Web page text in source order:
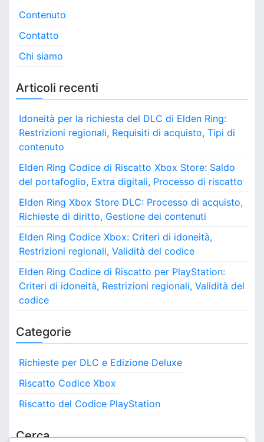
Contenuto
Contatto
Chi siamo
Articoli recenti
Idoneità per la richiesta del DLC di Elden Ring:
Restrizioni regionali, Requisiti di acquisto, Tipi di
contenuto
Elden Ring Codice di Riscatto Xbox Store: Saldo
del portafoglio, Extra digitali, Processo di riscatto
Elden Ring Xbox Store DLC: Processo di acquisto,
Richieste di diritto, Gestione dei contenuti
Elden Ring Codice Xbox: Criteri di idoneità,
Restrizioni regionali, Validità del codice
Elden Ring Codice di Riscatto per PlayStation:
Criteri di idoneità, Restrizioni regionali, Validità del
codice
Categorie
Richieste per DLC e Edizione Deluxe
Riscatto Codice Xbox
Riscatto del Codice PlayStation
Cerca